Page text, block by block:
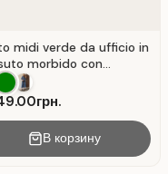
midi verde da ufficio in
morbido con
a sbuffo . Verde.
В корзину